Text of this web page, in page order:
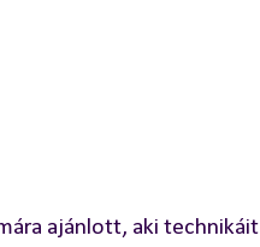
ajánlott, aki technikáit